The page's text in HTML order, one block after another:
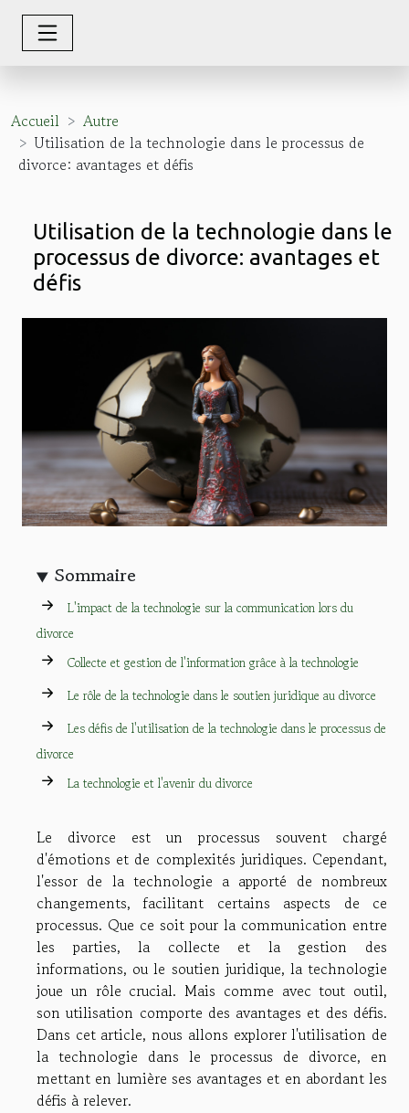
Accueil
Autre
Utilisation de la technologie dans le processus de
divorce: avantages et défis
Utilisation de la technologie dans le
processus de divorce: avantages et
défis
Sommaire
L'impact de la technologie sur la communication lors du
divorce
Collecte et gestion de l'information grâce à la technologie
Le rôle de la technologie dans le soutien juridique au divorce
Les défis de l'utilisation de la technologie dans le processus de
divorce
La technologie et l'avenir du divorce
Le divorce est un processus souvent chargé
d'émotions et de complexités juridiques. Cependant,
l'essor de la technologie a apporté de nombreux
changements, facilitant certains aspects de ce
processus. Que ce soit pour la communication entre
les parties, la collecte et la gestion des
informations, ou le soutien juridique, la technologie
joue un rôle crucial. Mais comme avec tout outil,
son utilisation comporte des avantages et des défis.
Dans cet article, nous allons explorer l'utilisation de
la technologie dans le processus de divorce, en
mettant en lumière ses avantages et en abordant les
défis à relever.